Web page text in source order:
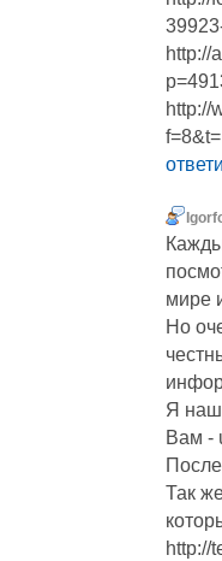
http://
http://
мире
Но
Я
Вам -
Так
http://